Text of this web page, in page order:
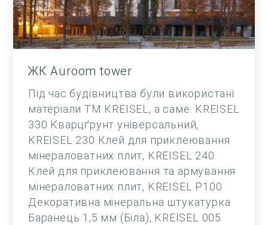
ЖК Auroom tower
Під час будівництва були використані
матеріали ТМ KREISEL, а саме: KREISEL
330 Кварцґрунт універсальний,
KREISEL 230 Клей для приклеювання
мінераловатних плит, KREISEL 240
Клей для приклеювання та армування
мінераловатних плит, KREISEL Р100
Декоративна мінеральна штукатурка
Баранець 1,5 мм (Біла), KREISEL 005